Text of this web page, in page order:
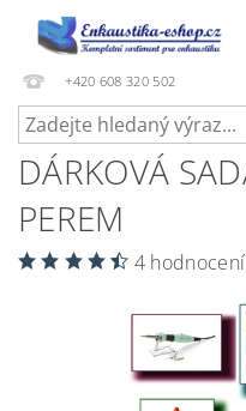
+420 608 320 502
DÁRKOVÁ
PEREM
4 hodnocení